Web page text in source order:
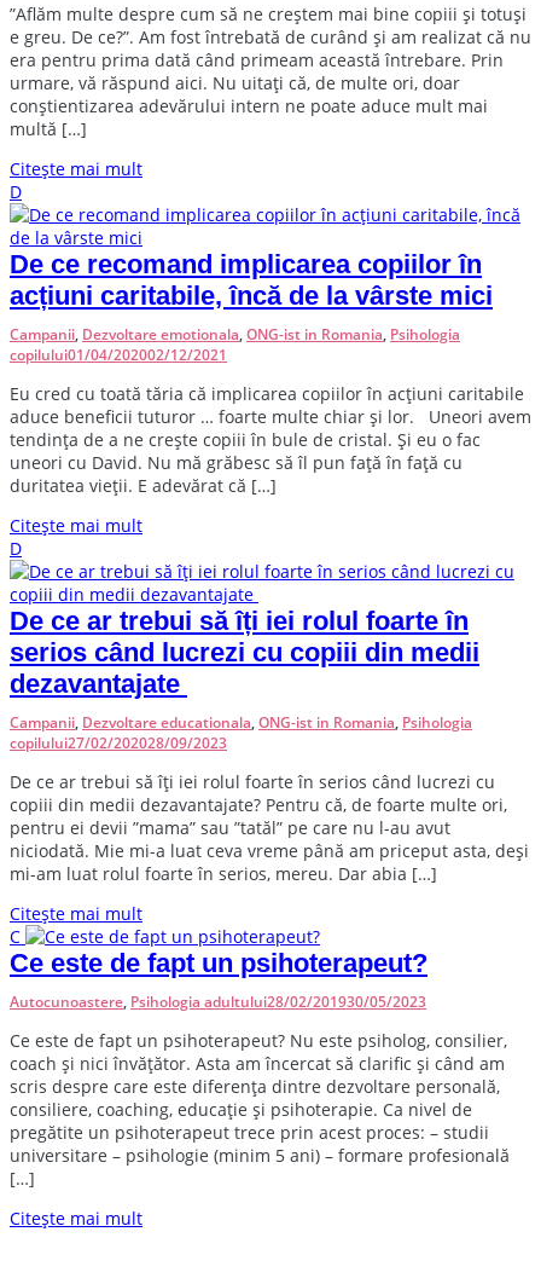
”Aflăm multe despre cum să ne creștem mai bine copiii și totuși
e greu. De ce?”. Am fost întrebată de curând și am realizat că nu
era pentru prima dată când primeam această întrebare. Prin
urmare, vă răspund aici. Nu uitați că, de multe ori, doar
conștientizarea adevărului intern ne poate aduce mult mai
multă […]
Citește mai mult
D
De ce recomand implicarea copiilor în
acțiuni caritabile, încă de la vârste mici
Campanii, Dezvoltare emotionala,ONG-ist in Romania, Psihologia
copilului01/04/202002/12/2021
Eu cred cu toată tăria că implicarea copiilor în acțiuni caritabile
aduce beneficii tuturor … foarte multe chiar și lor. Uneori avem
tendința de a ne crește copiii în bule de cristal. Și eu o fac
uneori cu David. Nu mă grăbesc să îl pun față în față cu
duritatea vieții. E adevărat că […]
Citește mai mult
D
De ce ar trebui să îți iei rolul foarte în
serios când lucrezi cu copiii din medii
dezavantajate
Campanii, Dezvoltare educationala,ONG-ist in Romania, Psihologia
copilului27/02/202028/09/2023
De ce ar trebui să îți iei rolul foarte în serios când lucrezi cu
copiii din medii dezavantajate? Pentru că, de foarte multe ori,
pentru ei devii ”mama” sau ”tatăl” pe care nu l-au avut
niciodată. Mie mi-a luat ceva vreme până am priceput asta, deși
mi-am luat rolul foarte în serios, mereu. Dar abia […]
Citește mai mult
C
Ce este de fapt un psihoterapeut?
Autocunoastere, Psihologia adultului28/02/201930/05/2023
Ce este de fapt un psihoterapeut? Nu este psiholog, consilier,
coach și nici învățător. Asta am încercat să clarific și când am
scris despre care este diferența dintre dezvoltare personală,
consiliere, coaching, educație și psihoterapie. Ca nivel de
pregătite un psihoterapeut trece prin acest proces: – studii
universitare – psihologie (minim 5 ani) – formare profesională
[…]
Citește mai mult